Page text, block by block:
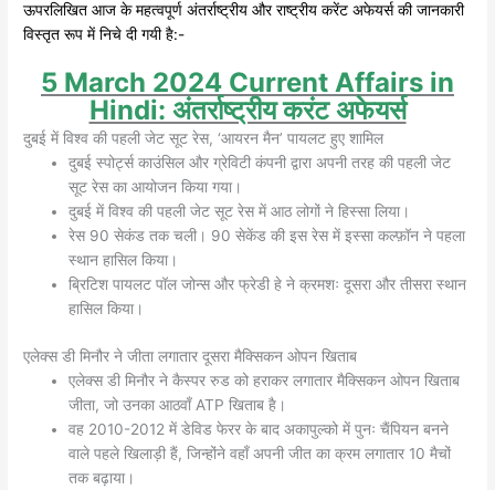
ऊपरलिखित आज के महत्वपूर्ण अंतर्राष्ट्रीय और राष्ट्रीय करेंट अफेयर्स की जानकारी
विस्तृत रूप में निचे दी गयी है:-
5 March 2024 Current Affairs in
Hindi: अंतर्राष्ट्रीय करंट अफेयर्स
दुबई में विश्व की पहली जेट सूट रेस, ‘आयरन मैन’ पायलट हुए शामिल
दुबई स्पोर्ट्स काउंसिल और ग्रेविटी कंपनी द्वारा अपनी तरह की पहली जेट
सूट रेस का आयोजन किया गया।
दुबई में विश्व की पहली जेट सूट रेस में आठ लोगों ने हिस्सा लिया।
रेस 90 सेकंड तक चली। 90 सेकेंड की इस रेस में इस्सा कल्फ़ॉन ने पहला
स्थान हासिल किया।
ब्रिटिश पायलट पॉल जोन्स और फ्रेडी हे ने क्रमशः दूसरा और तीसरा स्थान
हासिल किया।
एलेक्स डी मिनौर ने जीता लगातार दूसरा मैक्सिकन ओपन खिताब
एलेक्स डी मिनौर ने कैस्पर रुड को हराकर लगातार मैक्सिकन ओपन खिताब
जीता, जो उनका आठवाँ ATP खिताब है।
वह 2010-2012 में डेविड फेरर के बाद अकापुल्को में पुनः चैंपियन बनने
वाले पहले खिलाड़ी हैं, जिन्होंने वहाँ अपनी जीत का क्रम लगातार 10 मैचों
तक बढ़ाया।